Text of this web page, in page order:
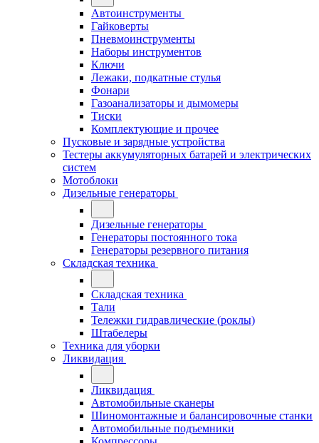
Автоинструменты
Гайковерты
Пневмоинструменты
Наборы инструментов
Ключи
Лежаки, подкатные стулья
Фонари
Газоанализаторы и дымомеры
Тиски
Комплектующие и прочее
Пусковые и зарядные устройства
Тестеры аккумуляторных батарей и электрических
систем
Мотоблоки
Дизельные генераторы
Дизельные генераторы
Генераторы постоянного тока
Генераторы резервного питания
Складская техника
Складская техника
Тали
Тележки гидравлические (роклы)
Штабелеры
Техника для уборки
Ликвидация
Ликвидация
Автомобильные сканеры
Шиномонтажные и балансировочные станки
Автомобильные подъемники